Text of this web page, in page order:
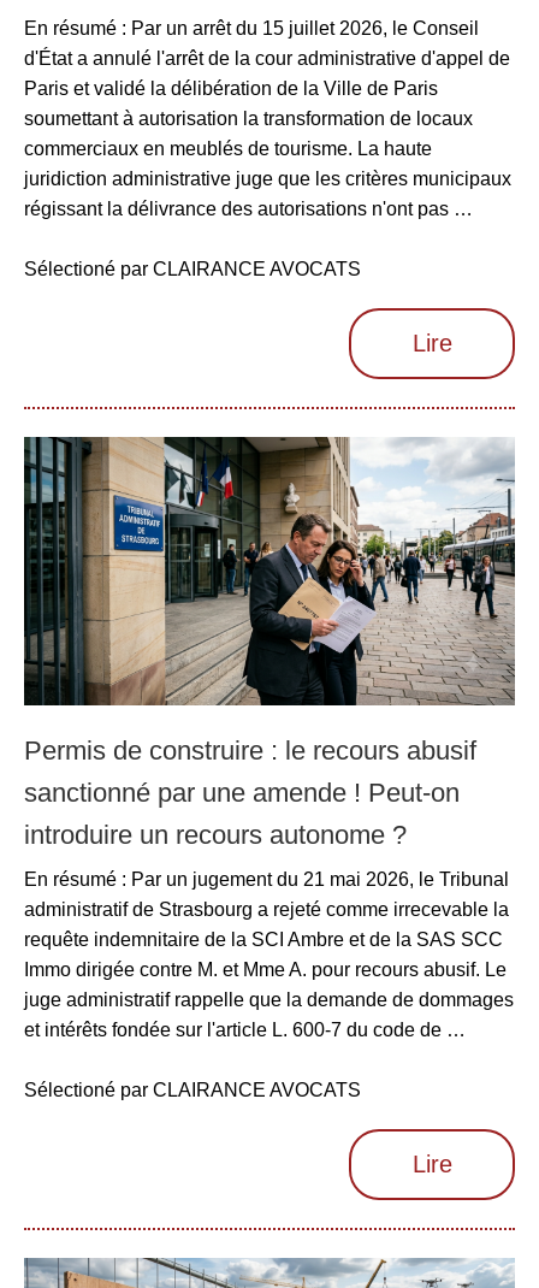
En résumé : Par un arrêt du 15 juillet 2026, le Conseil
d'État a annulé l'arrêt de la cour administrative d'appel de
Paris et validé la délibération de la Ville de Paris
soumettant à autorisation la transformation de locaux
commerciaux en meublés de tourisme. La haute
juridiction administrative juge que les critères municipaux
régissant la délivrance des autorisations n'ont pas …
Sélectioné par CLAIRANCE AVOCATS
Lire
Permis de construire : le recours abusif
sanctionné par une amende ! Peut-on
introduire un recours autonome ?
En résumé : Par un jugement du 21 mai 2026, le Tribunal
administratif de Strasbourg a rejeté comme irrecevable la
requête indemnitaire de la SCI Ambre et de la SAS SCC
Immo dirigée contre M. et Mme A. pour recours abusif. Le
juge administratif rappelle que la demande de dommages
et intérêts fondée sur l'article L. 600-7 du code de …
Sélectioné par CLAIRANCE AVOCATS
Lire